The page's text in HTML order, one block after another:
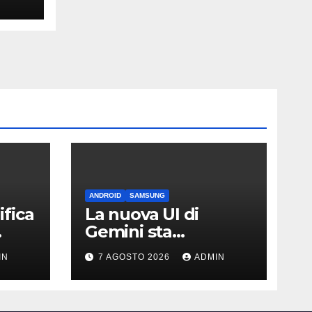
ANDROID SAMSUNG
La nuova UI di
Gemini sta
arrivando sui Galaxy
Watch: primi
avvistamenti
7 AGOSTO 2026 ADMIN